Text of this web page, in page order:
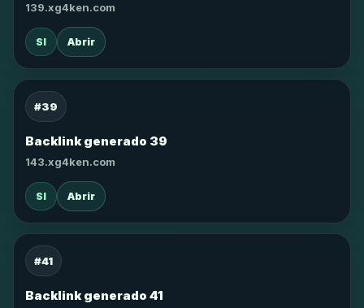
139.xg4ken.com
SI Abrir
#39
Backlink generado 39
143.xg4ken.com
SI Abrir
#41
Backlink generado 41